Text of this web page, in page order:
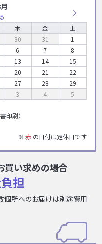
木 金
土
30 31
1
6 7
8
13 14
15
20 21
22
27 28
29
3 4
5
印刷）
※ 赤 の日付は定休日です
い求めの場合
担
個所へのお届けは別途費用